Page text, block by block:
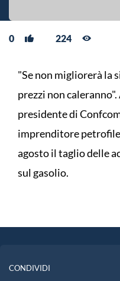
0 224
"Se non migliorerà la
prezzi non
presidente di
imprenditore
agosto il taglio delle
sul gasolio.
CONDIVIDI